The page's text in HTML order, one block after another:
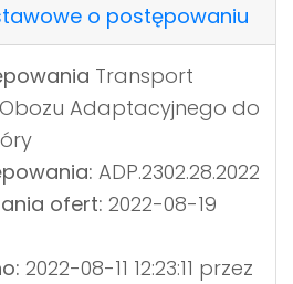
o postępowaniu
Transport
Adaptacyjnego do
ADP.2302.28.2022
ofert: 2022-08-19
2022-08-11 12:23:11 przez